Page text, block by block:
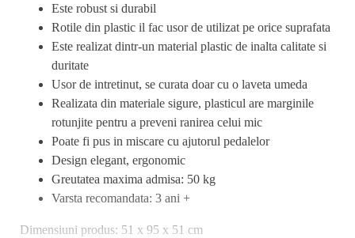
Este robust si durabil
Rotile din plastic il fac usor de utilizat pe orice suprafata
Este realizat dintr-un material plastic de inalta calitate si
duritate
Usor de intretinut, se curata doar cu o laveta umeda
Realizata din materiale sigure, plasticul are marginile
rotunjite pentru a preveni ranirea celui mic
Poate fi pus in miscare cu ajutorul pedalelor
Design elegant, ergonomic
Greutatea maxima admisa: 50 kg
Varsta recomandata: 3 ani +
Dimensiuni produs: 51 x 95 x 51 cm